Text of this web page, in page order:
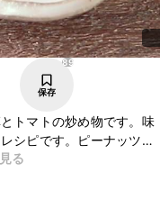
89
保存
トマトの炒め物です。味
シピです。ピーナッツが
べ応えのある仕上がり
る